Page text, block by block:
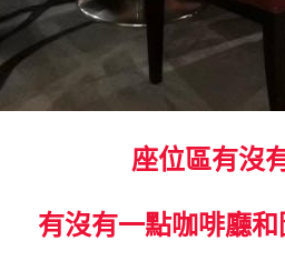
座位區有沒
有沒有一點咖啡廳